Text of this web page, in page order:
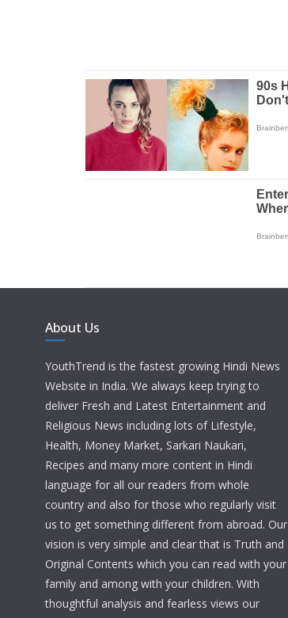
About Us
YouthTrend is the fastest growing Hindi News
Website in India. We always keep trying to
deliver Fresh and Latest Entertainment and
Religious News including lots of Lifestyle,
Health, Money Market, Sarkari Naukari,
Recipes and many more content in Hindi
language for all our readers from whole
country and also for those who regularly visit
us to get something different from abroad. Our
vision is very simple and clear that is Truth and
Original Contents which you can read with your
family and among with your children. With
thoughtful analysis and fearless views our